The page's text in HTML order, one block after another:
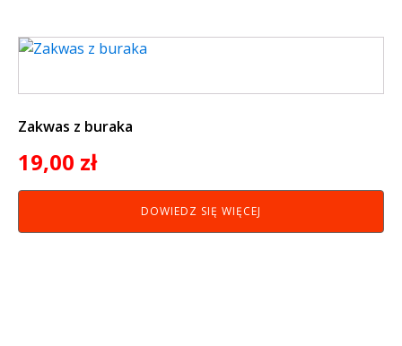
Zakwas z buraka
19,00 zł
DOWIEDZ SIĘ WIĘCEJ